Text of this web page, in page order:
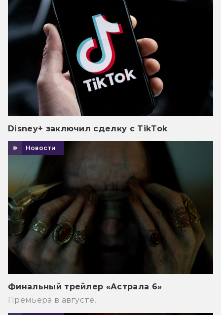
Disney+ заключил сделку с TikTok
Новости
Финальный трейлер «Астрала 6»
Премьера в августе.